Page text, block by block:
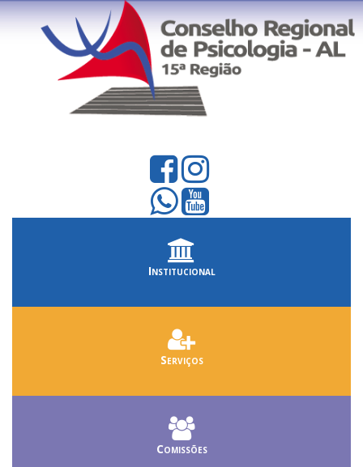
Institucional
Serviços
Comissões